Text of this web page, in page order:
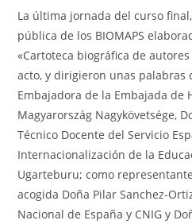
la
entrada:
La última jornada del curso
pública de los BIOMAPS
«Cartoteca biográfica de
acto, y dirigieron unas palabras
Embajadora de la Embajada
Magyarország Nagykövetsége,
Técnico Docente del Servicio
Internacionalización de la
Ugarteburu; como
acogida Doña Pilar Sanchez-
Nacional de España y CNIG y